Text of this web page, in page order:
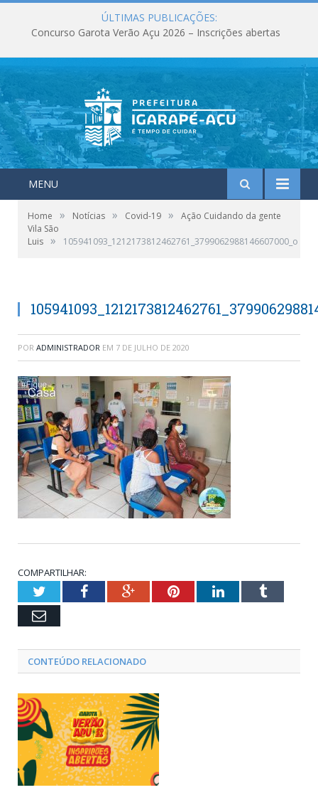
ÚLTIMAS PUBLICAÇÕES:
Concurso Garota Verão Açu 2026 – Inscrições abertas
MENU
Home » Notícias » Covid-19 »
Ação Cuidando da gente
Vila São
Luis » 105941093_1212173812462761_3799062988146607000_o
POR ADMINISTRADOR EM 7 DE JULHO DE 2020
COMPARTILHAR:
TwitterFacebookGoogle+PinterestLinkedInTumblr
Email
CONTEÚDO RELACIONADO